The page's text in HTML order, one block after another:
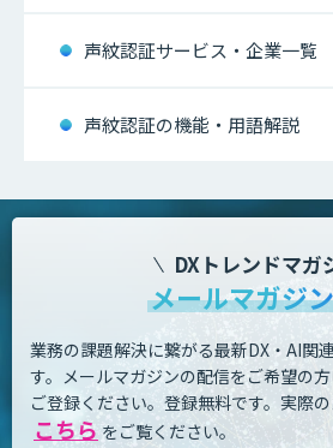
声紋認証サービス・企業一覧
声紋認証の機能・用語解説
DXトレンドマガ
メールマガジ
業務の課題解決に繋がる最新DX・AI関
す。 メールマガジンの配信をご希望の
ご登録ください。登録無料です。 実際
こちら をご覧ください。